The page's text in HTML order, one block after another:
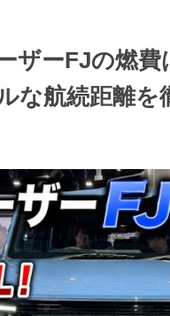
ザーFJの燃費
な航続距離を